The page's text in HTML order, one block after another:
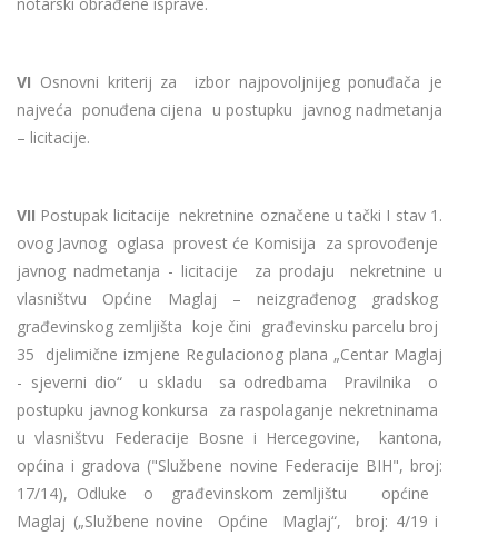
VI Osnovni kriterij za izbor najpovoljnijeg ponuđača je
najveća ponuđena cijena u postupku javnog nadmetanja
– licitacije.
VII Postupak licitacije nekretnine označene u tački I stav 1.
ovog Javnog oglasa provest će Komisija za sprovođenje
javnog nadmetanja - licitacije za prodaju nekretnine u
vlasništvu Općine Maglaj – neizgrađenog gradskog
građevinskog zemljišta koje čini građevinsku parcelu broj
35 djelimične izmjene Regulacionog plana „Centar Maglaj
- sjeverni dio“ u skladu sa odredbama Pravilnika o
postupku javnog konkursa za raspolaganje nekretninama
u vlasništvu Federacije Bosne i Hercegovine, kantona,
općina i gradova ("Službene novine Federacije BIH", broj:
17/14), Odluke o građevinskom zemljištu općine
Maglaj („Službene novine Općine Maglaj“, broj: 4/19 i